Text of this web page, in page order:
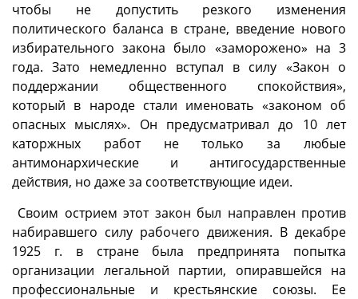
чтобы не допустить резкого изменения
политического баланса в стране, введение нового
избирательного закона было «заморожено» на 3
года. Зато немедленно вступал в силу «Закон о
поддержании общественного спокойствия»,
который в народе стали именовать «законом об
опасных мыслях». Он предусматривал до 10 лет
каторжных работ не только за любые
антимонархические и антигосударственные
действия, но даже за соответствующие идеи.
Своим острием этот закон был направлен против
набиравшего силу рабочего движения. В декабре
1925 г. в стране была предпринята попытка
организации легальной партии, опиравшейся на
профессиональные и крестьянские союзы. Ее